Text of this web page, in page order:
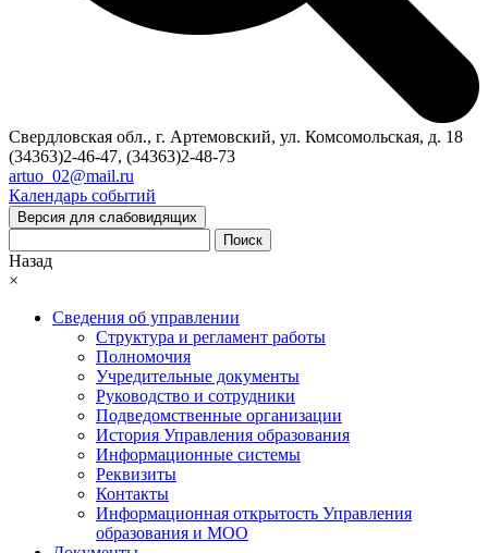
Свердловская обл., г. Артемовский, ул. Комсомольская, д. 18
(34363)2-46-47, (34363)2-48-73
artuo_02@mail.ru
Календарь событий
Версия для слабовидящих
Поиск
Назад
×
Сведения об управлении
Структура и регламент работы
Полномочия
Учредительные документы
Руководство и сотрудники
Подведомственные организации
История Управления образования
Информационные системы
Реквизиты
Контакты
Информационная открытость Управления
образования и МОО